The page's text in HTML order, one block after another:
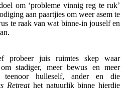
om ‘probleme vinnig reg te ruk’
aan paartjies om weer asem te
te raak van wat binne-in jouself en
probeer juis ruimtes skep waar
stadiger, meer bewus en meer
hulleself, ander en die
Retreat het natuurlik binne hierdie